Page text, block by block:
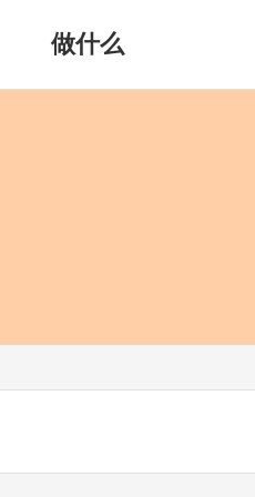
做什么